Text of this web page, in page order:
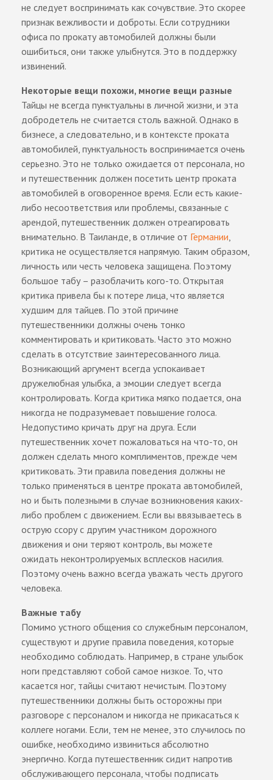
не следует воспринимать как сочувствие. Это скорее
признак вежливости и доброты. Если сотрудники
офиса по прокату автомобилей должны были
ошибиться, они также улыбнутся. Это в поддержку
извинений.
Некоторые вещи похожи, многие вещи разные
Тайцы не всегда пунктуальны в личной жизни, и эта
добродетель не считается столь важной. Однако в
бизнесе, а следовательно, и в контексте проката
автомобилей, пунктуальность воспринимается очень
серьезно. Это не только ожидается от персонала, но
и путешественник должен посетить центр проката
автомобилей в оговоренное время. Если есть какие-
либо несоответствия или проблемы, связанные с
арендой, путешественник должен отреагировать
внимательно. В Таиланде, в отличие от Германии
критика не осуществляется напрямую. Таким образом,
личность или честь человека защищена. Поэтому
большое табу – разоблачить кого-то. Открытая
критика привела бы к потере лица, что является
худшим для тайцев. По этой причине
путешественники должны очень тонко
комментировать и критиковать. Часто это можно
сделать в отсутствие заинтересованного лица.
Возникающий аргумент всегда успокаивает
дружелюбная улыбка, а эмоции следует всегда
контролировать. Когда критика мягко подается, она
никогда не подразумевает повышение голоса.
Недопустимо кричать друг на друга. Если
путешественник хочет пожаловаться на что-то, он
должен сделать много комплиментов, прежде чем
критиковать. Эти правила поведения должны не
только применяться в центре проката автомобилей,
но и быть полезными в случае возникновения каких-
либо проблем с движением. Если вы ввязываетесь в
острую ссору с другим участником дорожного
движения и они теряют контроль, вы можете
ожидать неконтролируемых всплесков насилия.
Поэтому очень важно всегда уважать честь другого
человека.
Важные табу
Помимо устного общения со служебным персоналом,
существуют и другие правила поведения, которые
необходимо соблюдать. Например, в стране улыбок
ноги представляют собой самое низкое. То, что
касается ног, тайцы считают нечистым. Поэтому
путешественники должны быть осторожны при
разговоре с персоналом и никогда не прикасаться к
коллеге ногами. Если, тем не менее, это случилось по
ошибке, необходимо извиниться абсолютно
энергично. Когда путешественник сидит напротив
обслуживающего персонала, чтобы подписать